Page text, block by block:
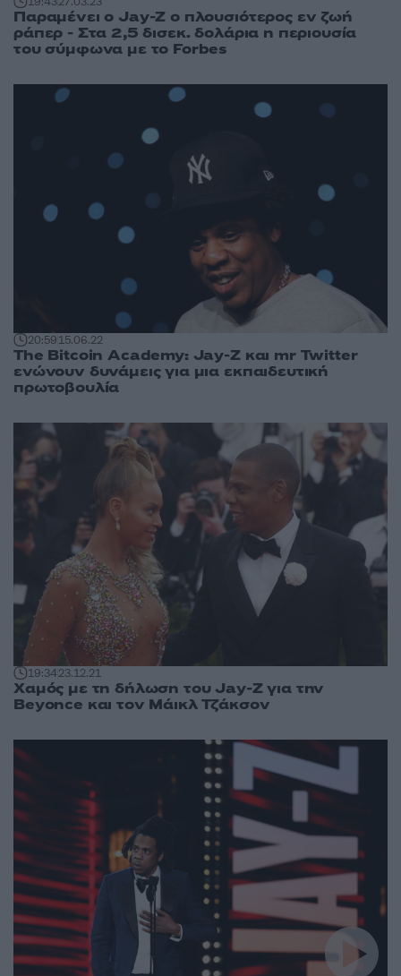
Παραμένει ο Jay-Z ο πλουσιότερος εν ζωή
ράπερ - Στα 2,5 δισεκ. δολάρια η περιουσία
του σύμφωνα με το Forbes
20:5915.06.22
The Bitcoin Academy: Jay-Z και mr Twitter
ενώνουν δυνάμεις για μια εκπαιδευτική
πρωτοβουλία
19:3423.12.21
Χαμός με τη δήλωση του Jay-Z για την
Beyonce και τον Μάικλ Τζάκσον